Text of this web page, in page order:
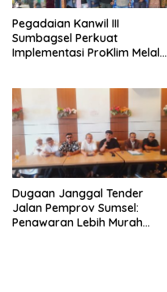
Pegadaian Kanwil III
Sumbagsel Perkuat
Implementasi ProKlim Melalui
Dugaan Janggal Tender
Jalan Pemprov Sumsel:
Penawaran Lebih Murah